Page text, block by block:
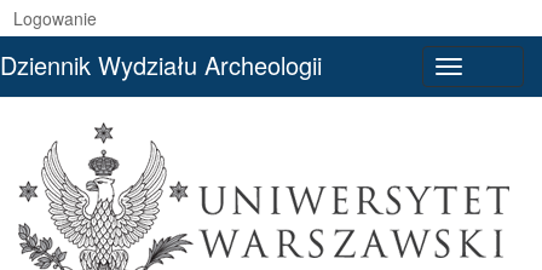
Logowanie
Dziennik Wydziału Archeologii